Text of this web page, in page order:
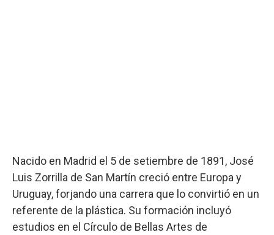
Nacido en Madrid el 5 de setiembre de 1891, José
Luis Zorrilla de San Martín creció entre Europa y
Uruguay, forjando una carrera que lo convirtió en un
referente de la plástica. Su formación incluyó
estudios en el Círculo de Bellas Artes de